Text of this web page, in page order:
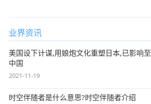
业界资讯
美国设下计谋,用娘炮文化重塑日本,已影响至
中国
2021-11-19
时空伴随者是什么意思?时空伴随者介绍